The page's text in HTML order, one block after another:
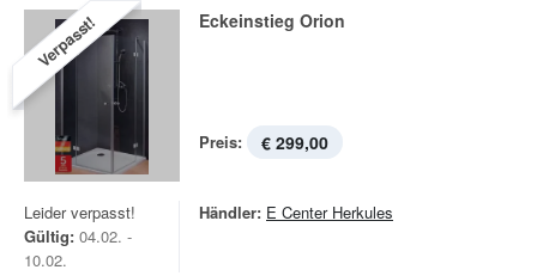
Verpasst! Eckeinstieg Orion
Preis: € 299,00
Leider verpasst!
Gültig: 04.02. -
10.02.
Händler: E Center Herkules